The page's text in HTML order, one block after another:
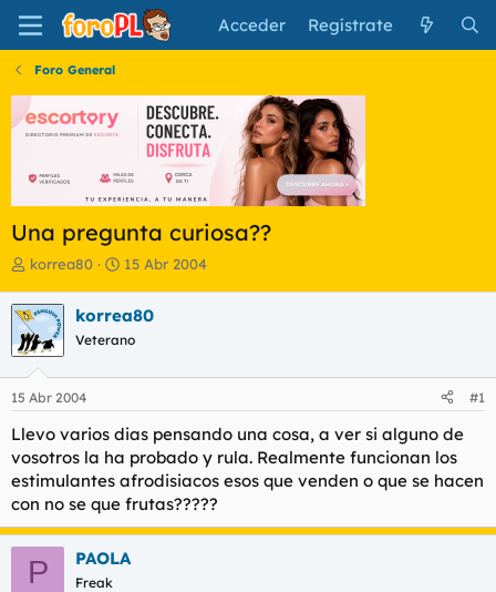
Acceder Regístrate
Foro General
Una pregunta curiosa??
I
i
c
i
a
d
o
d
e
l
t
a
korrea80
F
h
a
e
i
c
i
o
15 Abr 2004
korrea80
Veterano
15 Abr 2004 #1
Llevo varios dias pensando una cosa, a ver si alguno de
vosotros la ha probado y rula. Realmente funcionan los
estimulantes afrodisiacos esos que venden o que se hacen
con no se que frutas?????
P PAOLA
Freak